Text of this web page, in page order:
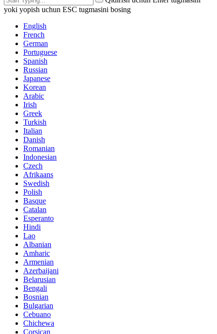
yoki yopish uchun ESC tugmasini bosing
English
French
German
Portuguese
Spanish
Russian
Japanese
Korean
Arabic
Irish
Greek
Turkish
Italian
Danish
Romanian
Indonesian
Czech
Afrikaans
Swedish
Polish
Basque
Catalan
Esperanto
Hindi
Lao
Albanian
Amharic
Armenian
Azerbaijani
Belarusian
Bengali
Bosnian
Bulgarian
Cebuano
Chichewa
Corsican